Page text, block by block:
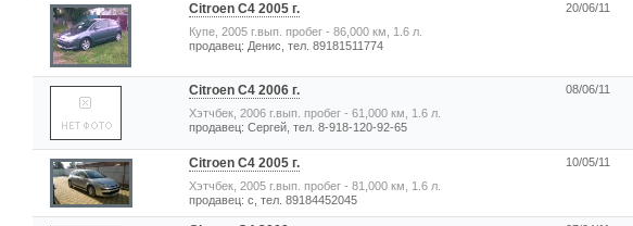
Citroen C4 2005 г.
Купе, 2005 г.вып. пробег - 86,000 км, 1.6 л.
продавец: Денис, тел. 89181511774
20/06/11
Citroen C4 2006 г.
Хэтчбек, 2006 г.вып. пробег - 61,000 км, 1.6 л.
продавец: Сергей, тел. 8-918-120-92-65
08/06/11
Citroen C4 2005 г.
Хэтчбек, 2005 г.вып. пробег - 81,000 км, 1.6 л.
продавец: с, тел. 89184452045
10/05/11